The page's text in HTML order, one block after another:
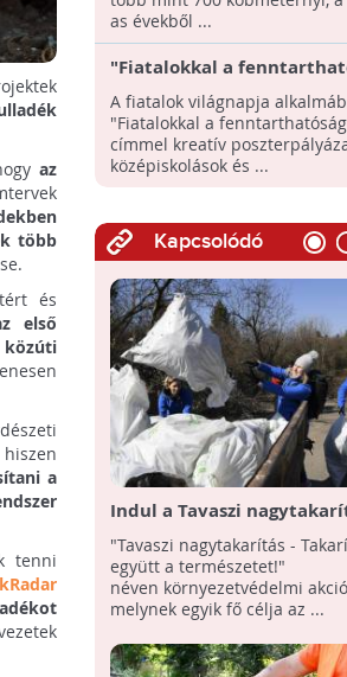
az
több
és
első
közúti
a
tenni
as évekből ...
"Fiatalokkal a
poszterpályázatot hirdet
A fiatalok világnapja
"Fiatalokkal a
címmel kreatív
középiskolások és ...
Kapcsolódó
Indul a Tavaszi
"Tavaszi nagytakarítás -
együtt a természetet!"
néven környezetvédelmi
melynek egyik fő célja az ...